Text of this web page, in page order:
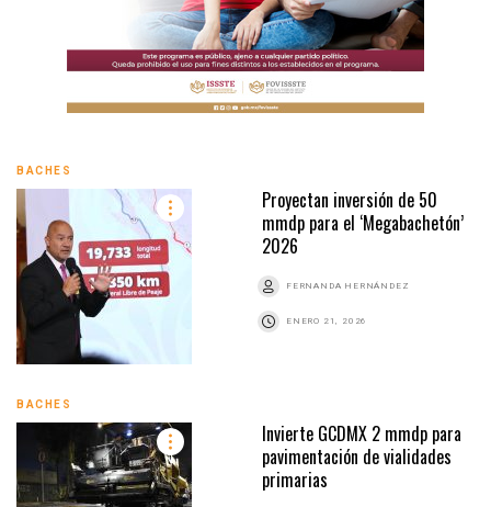
BACHES
Proyectan inversión de 50
mmdp para el ‘Megabachetón’
2026
FERNANDA HERNÁNDEZ
ENERO 21, 2026
BACHES
Invierte GCDMX 2 mmdp para
pavimentación de vialidades
primarias